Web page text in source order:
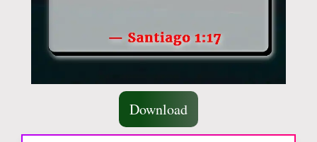
Download